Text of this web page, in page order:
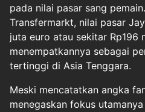
pada nilai pasar sang
Transfermarkt, nilai pasar
juta euro atau sekitar Rp196
menempatkannya sebagai
tertinggi di Asia Tenggara.
Meski mencatatkan angka
menegaskan fokus